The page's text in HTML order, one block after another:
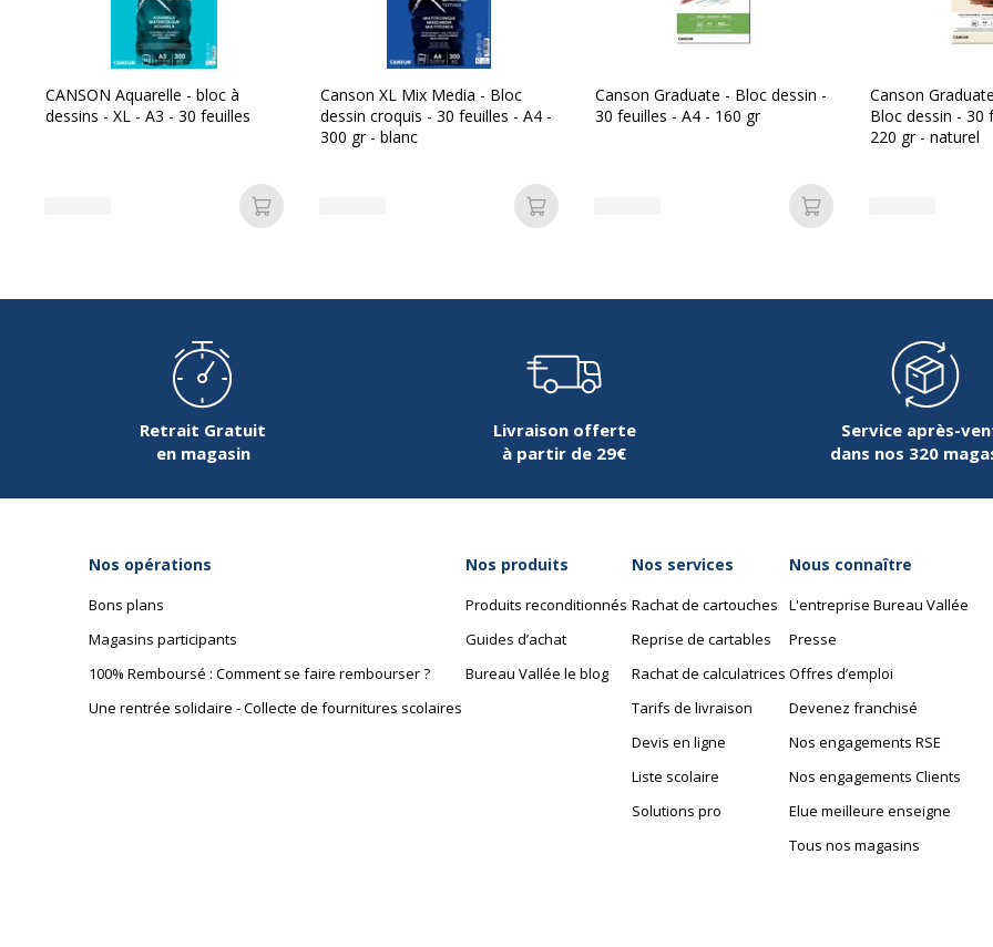
Données d'identification
Code barre maitre 3148950074959
Référence produit fabricant C400039170
CANSON Aquarelle - bloc à
dessins - XL - A3 - 30 feuilles
Ajouter au panier
Canson XL Mix Media - Bloc
dessin croquis - 30 feuilles - A4 -
300 gr - blanc
Ajouter au panier
Canson Graduate - Bloc dessin -
30 feuilles - A4 - 160 gr
Ajouter au panier
Canson
Bloc dessin - 30
220 gr - naturel
Retrait Gratuit
en magasin
Livraison offerte
à partir de 29€
Service après-
dans nos 320
Nos opérations
Bons plans
Magasins participants
100% Remboursé : Comment se faire rembourser ?
Une rentrée solidaire - Collecte de fournitures scolaires
Nos produits
Produits reconditionnés
Guides d’achat
Bureau Vallée le blog
Nos services
Rachat de cartouches
Reprise de cartables
Rachat de calculatrices
Tarifs de livraison
Devis en ligne
Liste scolaire
Solutions pro
Nous connaître
L'entreprise Bureau Vallée
Presse
Offres d’emploi
Devenez franchisé
Nos engagements RSE
Nos engagements Clients
Elue meilleure enseigne
Tous nos magasins